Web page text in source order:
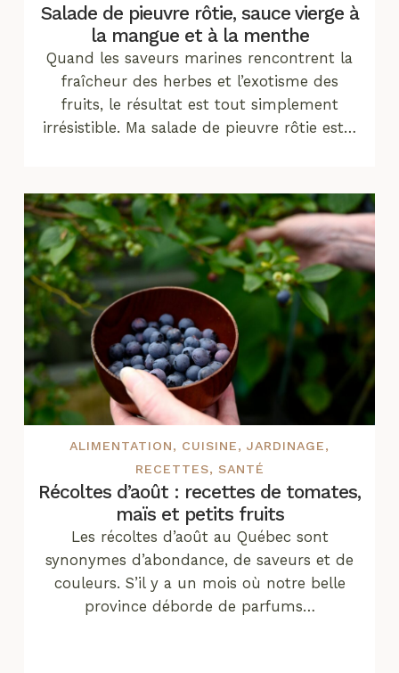
Salade de pieuvre rôtie, sauce vierge à
la mangue et à la menthe
Quand les saveurs marines rencontrent la
fraîcheur des herbes et l’exotisme des
fruits, le résultat est tout simplement
irrésistible. Ma salade de pieuvre rôtie est…
ALIMENTATION, CUISINE, JARDINAGE,
RECETTES, SANTÉ
Récoltes d’août : recettes de tomates,
maïs et petits fruits
Les récoltes d’août au Québec sont
synonymes d’abondance, de saveurs et de
couleurs. S’il y a un mois où notre belle
province déborde de parfums…